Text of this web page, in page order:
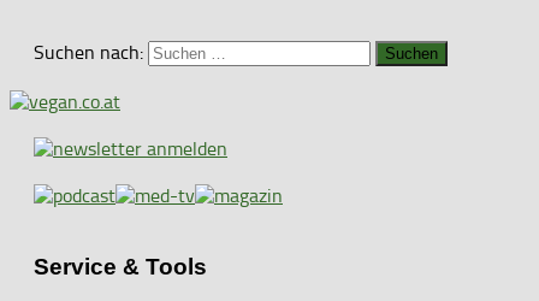
Suchen nach:
Service & Tools